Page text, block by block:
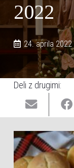
2022
24. aprila 2022
Deli z drugimi: